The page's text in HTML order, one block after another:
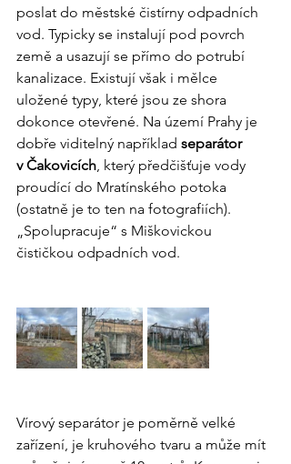
poslat do městské čistírny odpadních
vod. Typicky se instalují pod povrch
země a usazují se přímo do potrubí
kanalizace. Existují však i mělce
uložené typy, které jsou ze shora
dokonce otevřené. Na území Prahy je
dobře viditelný například separátor
v Čakovicích, který předčišťuje vody
proudící do Mratínského potoka
(ostatně je to ten na fotografiích).
„Spolupracuje“ s Miškovickou
čističkou odpadních vod.
Vírový separátor je poměrně velké
zařízení, je kruhového tvaru a může mít